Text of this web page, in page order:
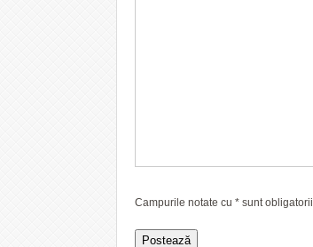
Campurile notate cu * sunt obligatorii